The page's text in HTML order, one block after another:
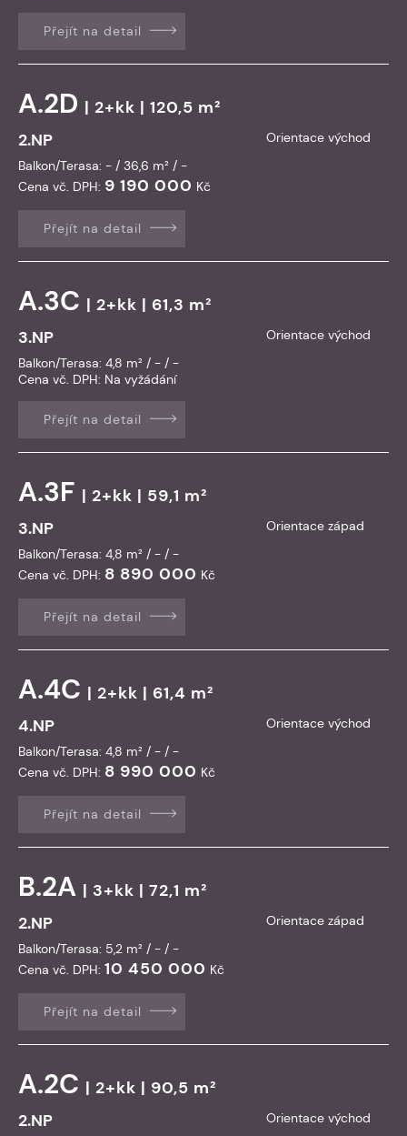
Přejít na detail
A.2D | 2+kk | 120,5 m²
2.NP
Orientace východ
Balkon/Terasa: - / 36,6 m² / -
Cena vč. DPH: 9 190 000 Kč
Přejít na detail
A.3C | 2+kk | 61,3 m²
3.NP
Orientace východ
Balkon/Terasa: 4,8 m² / - / -
Cena vč. DPH: Na vyžádání
Přejít na detail
A.3F | 2+kk | 59,1 m²
3.NP
Orientace západ
Balkon/Terasa: 4,8 m² / - / -
Cena vč. DPH: 8 890 000 Kč
Přejít na detail
A.4C | 2+kk | 61,4 m²
4.NP
Orientace východ
Balkon/Terasa: 4,8 m² / - / -
Cena vč. DPH: 8 990 000 Kč
Přejít na detail
B.2A | 3+kk | 72,1 m²
2.NP
Orientace západ
Balkon/Terasa: 5,2 m² / - / -
Cena vč. DPH: 10 450 000 Kč
Přejít na detail
A.2C | 2+kk | 90,5 m²
2.NP
Orientace východ